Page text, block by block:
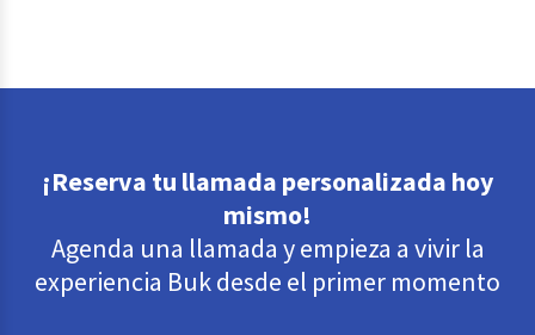
¡Reserva tu llamada personalizada hoy
mismo!
Agenda una llamada y empieza a vivir la
experiencia Buk desde el primer momento